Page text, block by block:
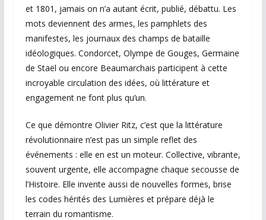
et 1801, jamais on n’a autant écrit, publié, débattu. Les
mots deviennent des armes, les pamphlets des
manifestes, les journaux des champs de bataille
idéologiques. Condorcet, Olympe de Gouges, Germaine
de Staël ou encore Beaumarchais participent à cette
incroyable circulation des idées, où littérature et
engagement ne font plus qu’un.
Ce que démontre Olivier Ritz, c’est que la littérature
révolutionnaire n’est pas un simple reflet des
événements : elle en est un moteur. Collective, vibrante,
souvent urgente, elle accompagne chaque secousse de
l’Histoire. Elle invente aussi de nouvelles formes, brise
les codes hérités des Lumières et prépare déjà le
terrain du romantisme.